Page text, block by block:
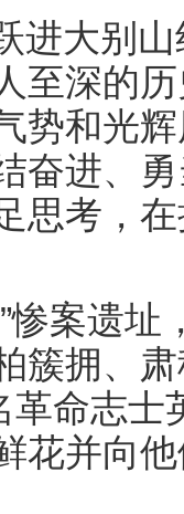
进大别
至深的
势和光
奋进、
思考，
惨案遗
簇拥、
革命志
花并向